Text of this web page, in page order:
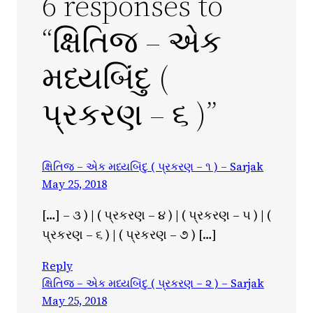
“ક્ષિતિજ – એક
મધ્યબિંદુ (
પ્રકરણ – ૬ )”
ક્ષિતિજ – એક મધ્યબિંદુ ( પ્રકરણ – ૧ ) – Sarjak
May 25, 2018
[…] – ૩ ) | ( પ્રકરણ – ૪ ) | ( પ્રકરણ – ૫ ) | (
પ્રકરણ – ૬ ) | ( પ્રકરણ – ૭ ) […]
Reply
ક્ષિતિજ – એક મધ્યબિંદુ ( પ્રકરણ – ૨ ) – Sarjak
May 25, 2018